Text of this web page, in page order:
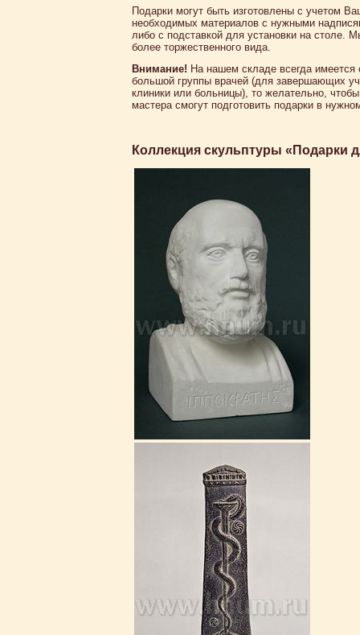
Подарки могут быть изготовлены с учетом
необходимых материалов с нужными
либо с подставкой для установки на столе.
более торжественного вида.
Внимание! На нашем складе всегда
большой группы врачей (для завершающих
клиники или больницы), то желательно,
мастера смогут подготовить подарки в
Коллекция скульптуры «Подарки